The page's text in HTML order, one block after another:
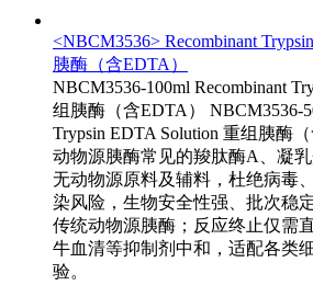
<NBCM3536> Recombinant
胰酶（含EDTA）
NBCM3536-100ml Recombinant
组胰酶（含EDTA） NBCM3536-
Trypsin EDTA Solution 重组胰酶
动物源胰酶常见的羧肽酶A、凝
无动物源原料及辅料，杜绝病毒
染风险，生物安全性强、批次稳
传统动物源胰酶；反应终止仅需
牛血清等抑制剂中和，适配各类
验。